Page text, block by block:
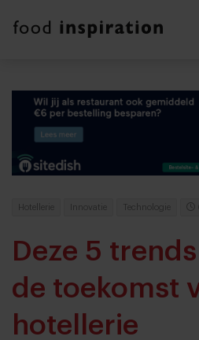
Hotellerie Innovatie Technologie
Deze 5
de toekomst
hotellerie